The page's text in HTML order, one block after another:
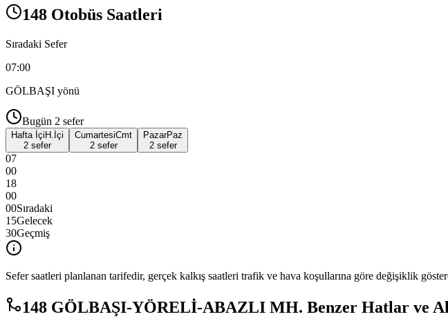
148 Otobüs Saatleri
Sıradaki Sefer
07:00
GÖLBAŞI yönü
Bugün 2 sefer
Hafta İçi H.İçi
2 sefer
CumartesiCmt
2 sefer
PazarPaz
2 sefer
07
00
18
00
00Sıradaki
15Gelecek
30Geçmiş
Sefer saatleri planlanan tarifedir, gerçek kalkış saatleri trafik ve hava koşullarına göre değişiklik
148 GÖLBAŞI-YÖRELİ-ABAZLI MH. Benzer Hatlar ve